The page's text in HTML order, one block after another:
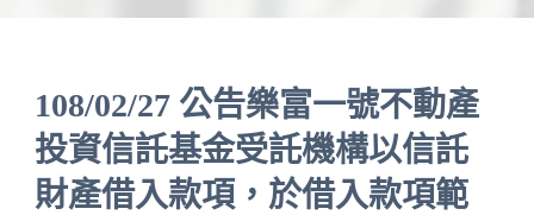
108/02/27 公告樂富一號不動產
投資信託基金受託機構以信託
財產借入款項，於借入款項範